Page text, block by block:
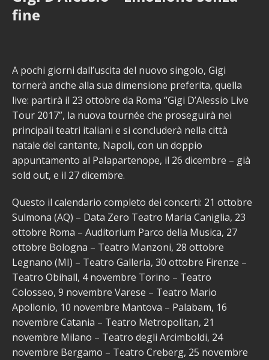
fine
A pochi giorni dall’uscita del nuovo singolo, Gigi
tornerà anche alla sua dimensione preferita, quella
live: partirà il 23 ottobre da Roma “Gigi D’Alessio Live
Tour 2017”, la nuova tournée che proseguirà nei
principali teatri italiani e si concluderà nella città
natale del cantante, Napoli, con un doppio
appuntamento al Palapartenope, il 26 dicembre – già
sold out, e il 27 dicembre.
Questo il calendario completo dei concerti: 21 ottobre
Sulmona (AQ) – Data Zero Teatro Maria Caniglia, 23
ottobre Roma – Auditorium Parco della Musica, 27
ottobre Bologna – Teatro Manzoni, 28 ottobre
Legnano (MI) – Teatro Galleria, 30 ottobre Firenze –
Teatro Obihall, 4 novembre Torino – Teatro
Colosseo, 9 novembre Varese – Teatro Mario
Apollonio, 10 novembre Mantova – Palabam, 16
novembre Catania – Teatro Metropolitan, 21
novembre Milano – Teatro degli Arcimboldi, 24
novembre Bergamo – Teatro Creberg, 25 novembre